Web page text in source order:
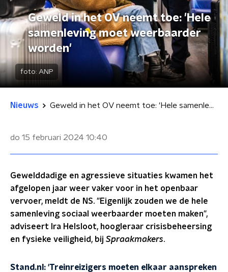
Geweld in het OV neemt toe: 'Hele
samenleving moet weerbaarder
worden'
foto: ANP
Nieuws Geweld in het OV neemt toe: 'Hele samenleving moet weerbaarder worden'
do 15 februari 2024 10:40
Gewelddadige en agressieve situaties kwamen het
afgelopen jaar weer vaker voor in het openbaar
vervoer, meldt de NS. "Eigenlijk zouden we de hele
samenleving sociaal weerbaarder moeten maken",
adviseert Ira Helsloot, hoogleraar crisisbeheersing
en fysieke veiligheid, bij Spraakmakers.
Stand.nl: 'Treinreizigers moeten elkaar aanspreken